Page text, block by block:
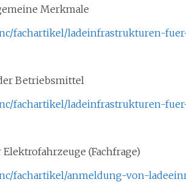
Merkmale
fachartikel/ladeinfrastrukturen-
Betriebsmittel
fachartikel/ladeinfrastrukturen-
(Fachfrage)
fachartikel/anmeldung-von-